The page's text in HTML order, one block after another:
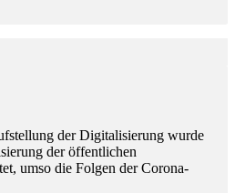
der Digitalisierung wurde
der öffentlichen
umso die Folgen der Corona-